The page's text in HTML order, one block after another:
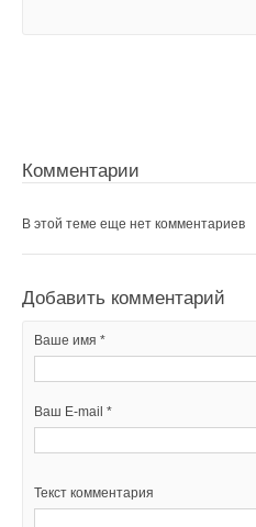
Комментарии
В этой теме еще нет комментариев
Добавить комментарий
Ваше имя *
Ваш E-mail *
Текст комментария